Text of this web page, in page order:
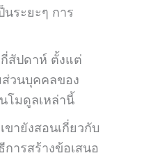
ระยะๆ การ
สัปดาห์ ตั้งแต่
วนบุคคลของ
โมดูลเหล่านี้
ายังสอนเกี่ยวกับ
ารสร้างข้อเสนอ